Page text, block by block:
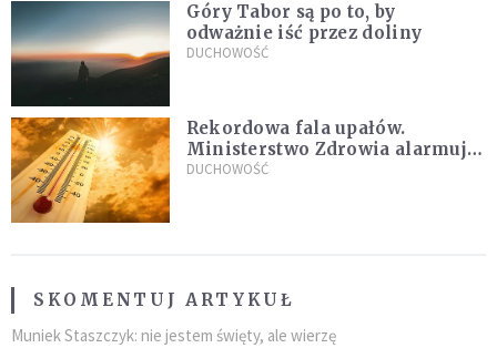
Góry Tabor są po to, by
odważnie iść przez doliny
DUCHOWOŚĆ
Rekordowa fala upałów.
Ministerstwo Zdrowia alarmuje
po doświadczeniach z czerwca
DUCHOWOŚĆ
SKOMENTUJ ARTYKUŁ
Muniek Staszczyk: nie jestem święty, ale wierzę